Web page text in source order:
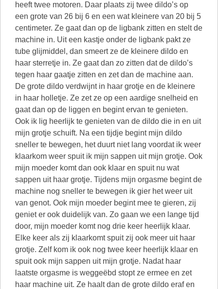
heeft twee motoren. Daar plaats zij twee dildo’s op
een grote van 26 bij 6 en een wat kleinere van 20 bij 5
centimeter. Ze gaat dan op de ligbank zitten en stelt de
machine in. Uit een kastje onder de ligbank pakt ze
tube glijmiddel, dan smeert ze de kleinere dildo en
haar sterretje in. Ze gaat dan zo zitten dat de dildo’s
tegen haar gaatje zitten en zet dan de machine aan.
De grote dildo verdwijnt in haar grotje en de kleinere
in haar holletje. Ze zet ze op een aardige snelheid en
gaat dan op de liggen en begint ervan te genieten.
Ook ik lig heerlijk te genieten van de dildo die in en uit
mijn grotje schuift. Na een tijdje begint mijn dildo
sneller te bewegen, het duurt niet lang voordat ik weer
klaarkom weer spuit ik mijn sappen uit mijn grotje. Ook
mijn moeder komt dan ook klaar en spuit nu wat
sappen uit haar grotje. Tijdens mijn orgasme begint de
machine nog sneller te bewegen ik gier het weer uit
van genot. Ook mijn moeder begint mee te gieren, zij
geniet er ook duidelijk van. Zo gaan we een lange tijd
door, mijn moeder komt nog drie keer heerlijk klaar.
Elke keer als zij klaarkomt spuit zij ook meer uit haar
grotje. Zelf kom ik ook nog twee keer heerlijk klaar en
spuit ook mijn sappen uit mijn grotje. Nadat haar
laatste orgasme is weggeëbd stopt ze ermee en zet
haar machine uit. Ze haalt dan de grote dildo eraf en